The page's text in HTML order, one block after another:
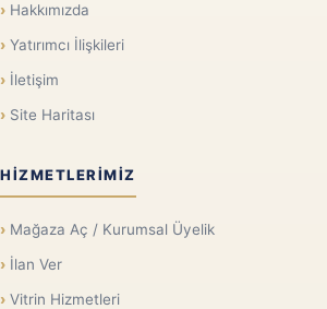
Hakkımızda
Yatırımcı İlişkileri
İletişim
Site Haritası
HIZMETLERIMIZ
Mağaza Aç / Kurumsal Üyelik
İlan Ver
Vitrin Hizmetleri